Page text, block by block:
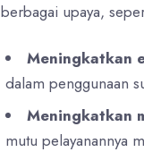
berbagai upaya,
Meningkatkan
dalam penggunaan
Meningkatkan
mutu pelayanannya